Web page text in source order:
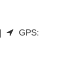
GPS: